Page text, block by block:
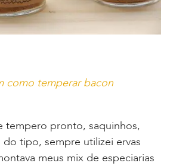
como temperar bacon
tempero pronto, saquinhos,
tipo, sempre utilizei ervas
meus mix de especiarias